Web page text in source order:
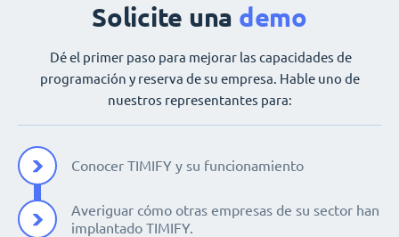
Solicite una demo
Dé el primer paso para mejorar las capacidades de
programación y reserva de su empresa. Hable uno de
nuestros representantes para:
Conocer TIMIFY y su funcionamiento
Averiguar cómo otras empresas de su sector han
implantado TIMIFY.